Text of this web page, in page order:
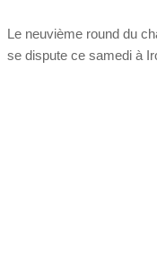
Le neuvième round du
se dispute ce samedi à